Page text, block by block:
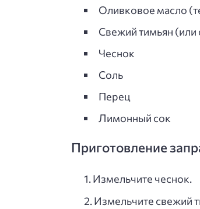
Оливковое масло
Свежий тимьян
Чеснок
Соль
Перец
Лимонный сок
Приготовление
Измельчите чеснок.
Измельчите свежий